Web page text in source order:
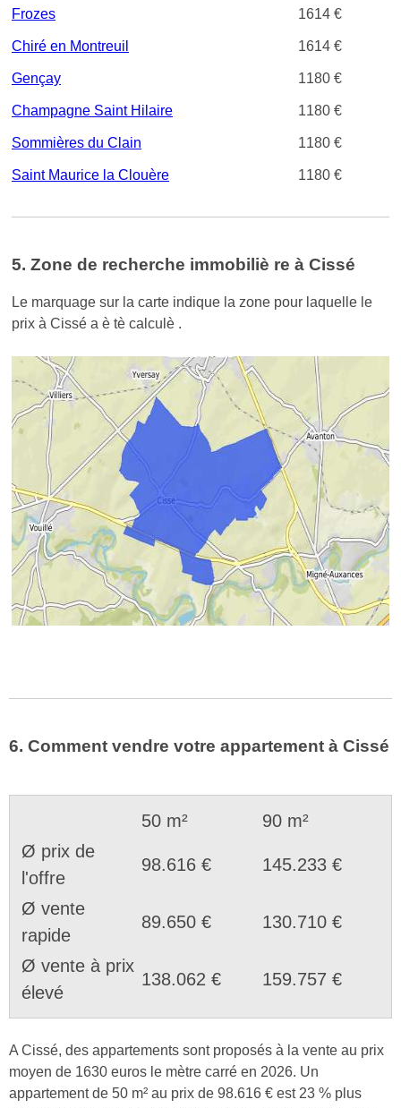
Frozes 1614 €
Chiré en Montreuil 1614 €
Gençay 1180 €
Champagne Saint Hilaire 1180 €
Sommières du Clain 1180 €
Saint Maurice la Clouère 1180 €
5. Zone de recherche immobiliè re à Cissé
Le marquage sur la carte indique la zone pour laquelle le
prix à Cissé a è tè calculè .
6. Comment vendre votre appartement à Cissé
50 m²
90 m²
Ø prix de
l'offre
98.616 € 145.233 €
Ø vente
rapide
89.650 € 130.710 €
Ø vente à prix
élevé
138.062 € 159.757 €
A Cissé, des appartements sont proposés à la vente au prix
moyen de 1630 euros le mètre carré en 2026. Un
appartement de 50 m² au prix de 98.616 € est 23 % plus